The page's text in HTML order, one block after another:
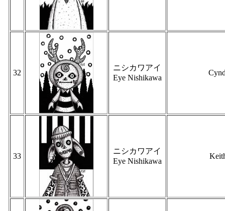
32
ニシカワアイ
Eye Nishikawa
33
ニシカワアイ
Eye Nishikawa